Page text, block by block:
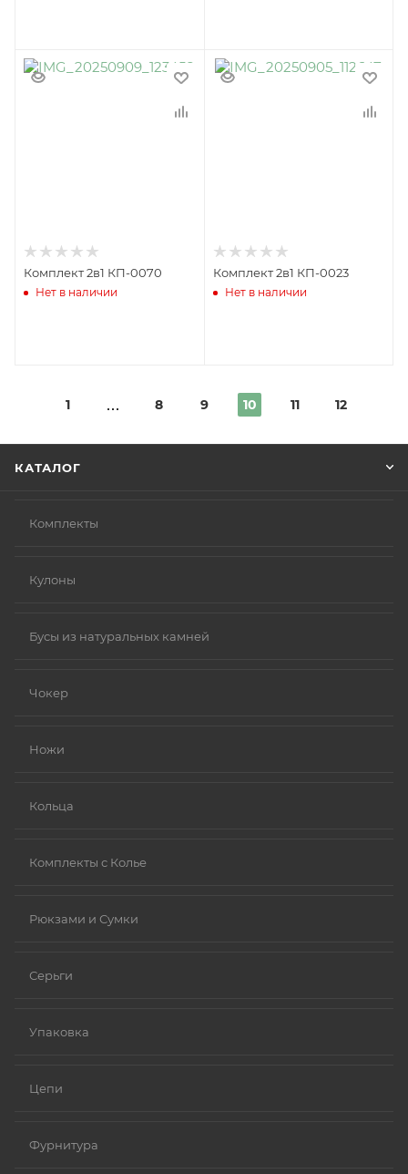
Комплект 2в1 КП-0070
Нет в наличии
Комплект 2в1 КП-0023
Нет в наличии
1 8 9 10 11 12
КАТАЛОГ
Комплекты
Кулоны
Бусы из натуральных камней
Чокер
Ножи
Кольца
Комплекты с Колье
Рюкзами и Сумки
Серьги
Упаковка
Цепи
Фурнитура